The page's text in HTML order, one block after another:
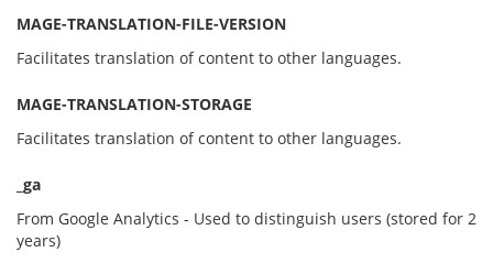
MAGE-TRANSLATION-FILE-VERSION
Facilitates translation of content to other languages.
MAGE-TRANSLATION-STORAGE
Facilitates translation of content to other languages.
ga
From Google Analytics - Used to distinguish users (stored for 2
years)